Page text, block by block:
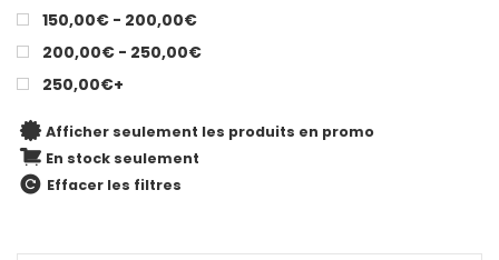
150,00€ - 200,00€
200,00€ - 250,00€
250,00€+
Afficher seulement les produits en promo
En stock seulement
Effacer les filtres